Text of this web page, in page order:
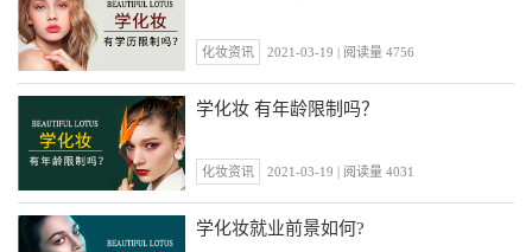
化妆资讯 2021-03-19 | 阅读量 4756
学化妆 有年龄限制吗？
化妆资讯 2021-03-19 | 阅读量 4031
学化妆就业前景如何?